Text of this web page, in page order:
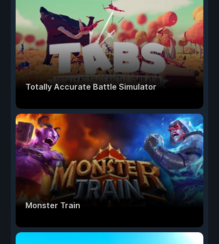
Totally Accurate Battle Simulator
Monster Train